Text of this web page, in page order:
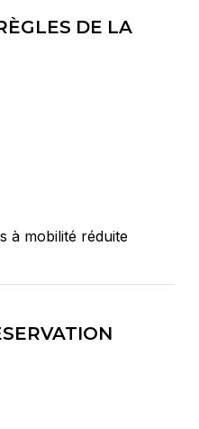
DE LA
à mobilité réduite